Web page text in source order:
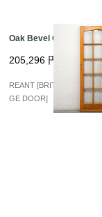
Oak Bevel Glass
205,296 円
REANT [BRITISH VINTA
GE DOOR]